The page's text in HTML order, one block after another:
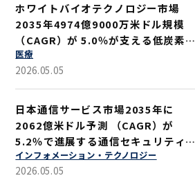
ホワイトバイオテクノロジー市場
2035年4974億9000万米ドル規模
（CAGR）が 5.0％が支える低炭素ソ
リューション
医療
2026.05.05
日本通信サービス市場2035年に
2062億米ドル予測 （CAGR）が
5.2％で進展する通信セキュリティ強
化
インフォメーション・テクノロジー
2026.05.05